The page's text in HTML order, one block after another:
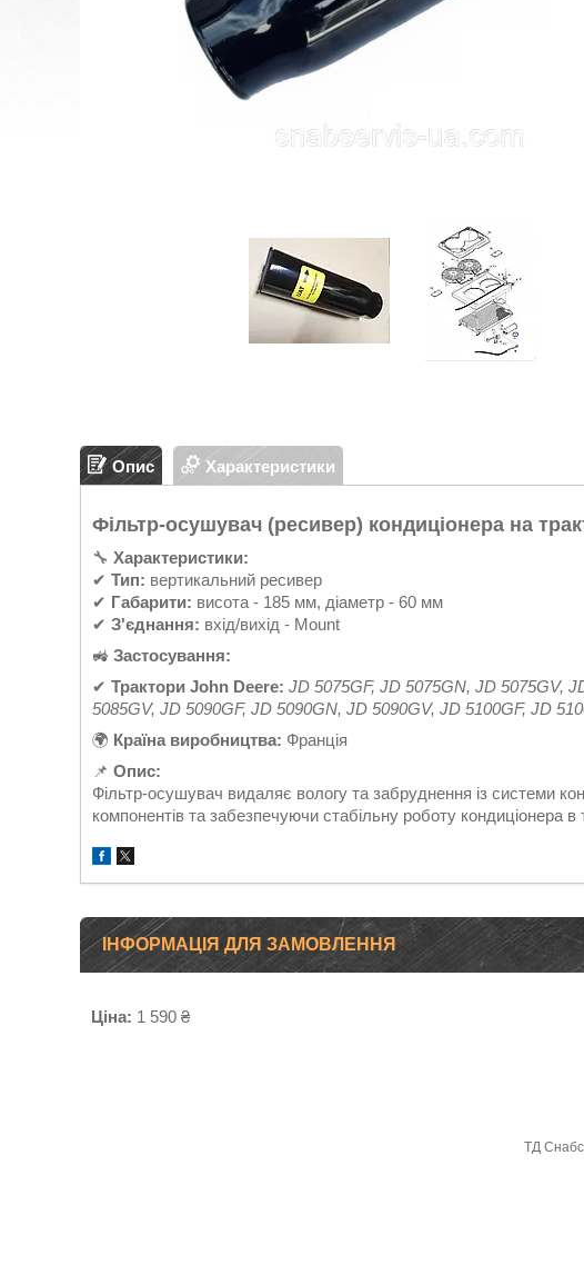
Опис Характеристики
Фільтр-осушувач (ресивер) кондиціонера на
🔧 Характеристики:
✔ Тип: вертикальний ресивер
✔ Габарити: висота - 185 мм, діаметр - 60 мм
✔ З'єднання: вхід/вихід - Mount
🚜 Застосування:
✔ Трактори John Deere: JD 5075GF, JD 5075GN, JD 5075GV,
5085GV, JD 5090GF, JD 5090GN, JD 5090GV, JD 5100GF, JD
🌍 Країна виробництва: Франція
📌 Опис:
Фільтр-осушувач видаляє вологу та забруднення із системи
компонентів та забезпечуючи стабільну роботу кондиціонера в
ІНФОРМАЦІЯ ДЛЯ ЗАМОВЛЕННЯ
Ціна: 1 590 ₴